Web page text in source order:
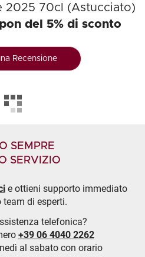
2025 70cl (Astucciato)
del 5% di sconto
Recensione
SEMPRE
SERVIZIO
e ottieni supporto immediato
team di esperti.
telefonica?
+39 06 4040 2262
al sabato con orario